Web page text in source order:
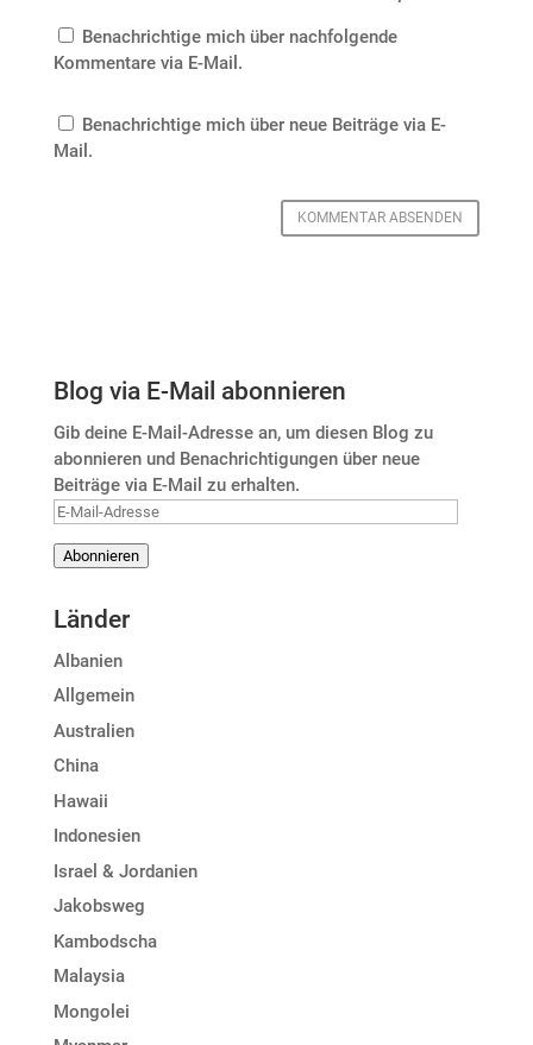
Benachrichtige mich über nachfolgende
Kommentare via E-Mail.
Benachrichtige mich über neue Beiträge via E-
Mail.
Blog via E-Mail abonnieren
Gib deine E-Mail-Adresse an, um diesen Blog zu
abonnieren und Benachrichtigungen über neue
Beiträge via E-Mail zu erhalten.
E-
Adresse
Abonnieren
Länder
Albanien
Allgemein
Australien
China
Hawaii
Indonesien
Israel & Jordanien
Jakobsweg
Kambodscha
Malaysia
Mongolei